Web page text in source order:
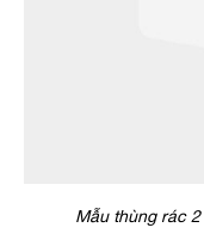
Mẫu thùng rác